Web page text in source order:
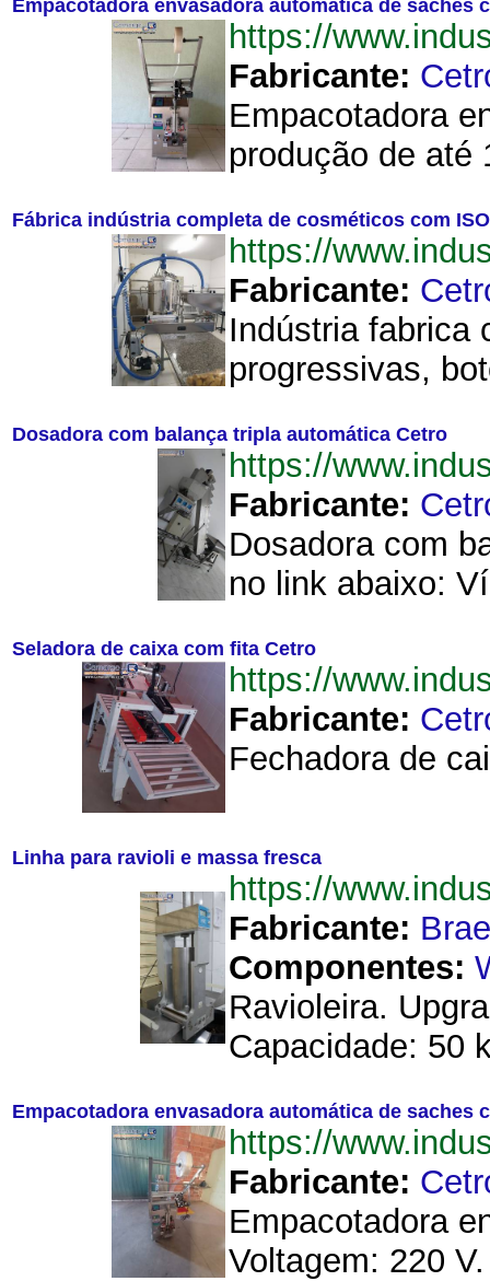
Empacotadora envasadora automática de sachês
https://
Fabricante:
Empacotadora
produção de até
Fábrica indústria completa de cosméticos com ISO
https://
Fabricante:
Indústria fabrica
progressivas,
Dosadora com balança tripla automática Cetro
https://
Fabricante:
Dosadora com
no link abaixo:
Seladora de caixa com fita Cetro
https://
Fabricante:
Fechadora de
Linha para ravioli e massa fresca
https://
Fabricante:
Componentes:
Ravioleira.
Capacidade: 50
Empacotadora envasadora automática de saches
https://
Fabricante:
Empacotadora
Voltagem: 220